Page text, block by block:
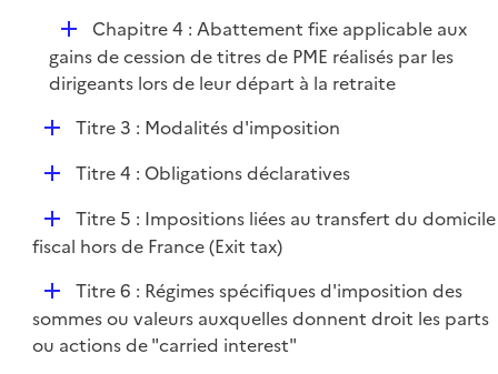
r
D
é
p
i
e
r
Chapitre 4 : Abattement fixe applicable aux
gains de cession de titres de PME réalisés par les
dirigeants lors de leur départ à la retraite
D
e
Titre 3 : Modalités d'imposition
D
l
r
Titre 4 : Obligations déclaratives
D
é
i
e
Titre 5 : Impositions liées au transfert du domicile
fiscal hors de France (Exit tax)
D
é
p
Titre 6 : Régimes spécifiques d'imposition des
sommes ou valeurs auxquelles donnent droit les parts
ou actions de "carried interest"